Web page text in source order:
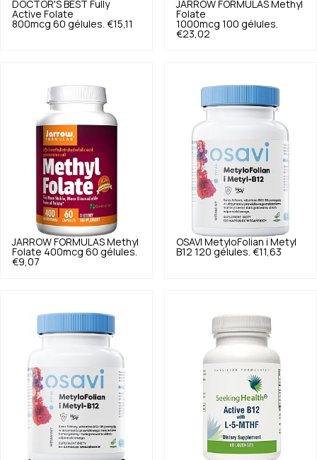
DOCTOR'S BEST Fully
Active Folate
800mcg 60 gélules. €15,11
JARROW FORMULAS Methyl
Folate
1000mcg 100 gélules.
€23,02
JARROW FORMULAS Methyl
Folate 400mcg 60 gélules.
€9,07
OSAVI MetyloFolian i Metyl
B12 120 gélules. €11,63